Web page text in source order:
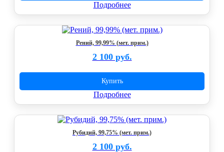
Подробнее
Рений, 99,99% (мет. прим.)
2 100 руб.
Купить
Подробнее
Рубидий, 99,75% (мет. прим.)
2 100 руб.